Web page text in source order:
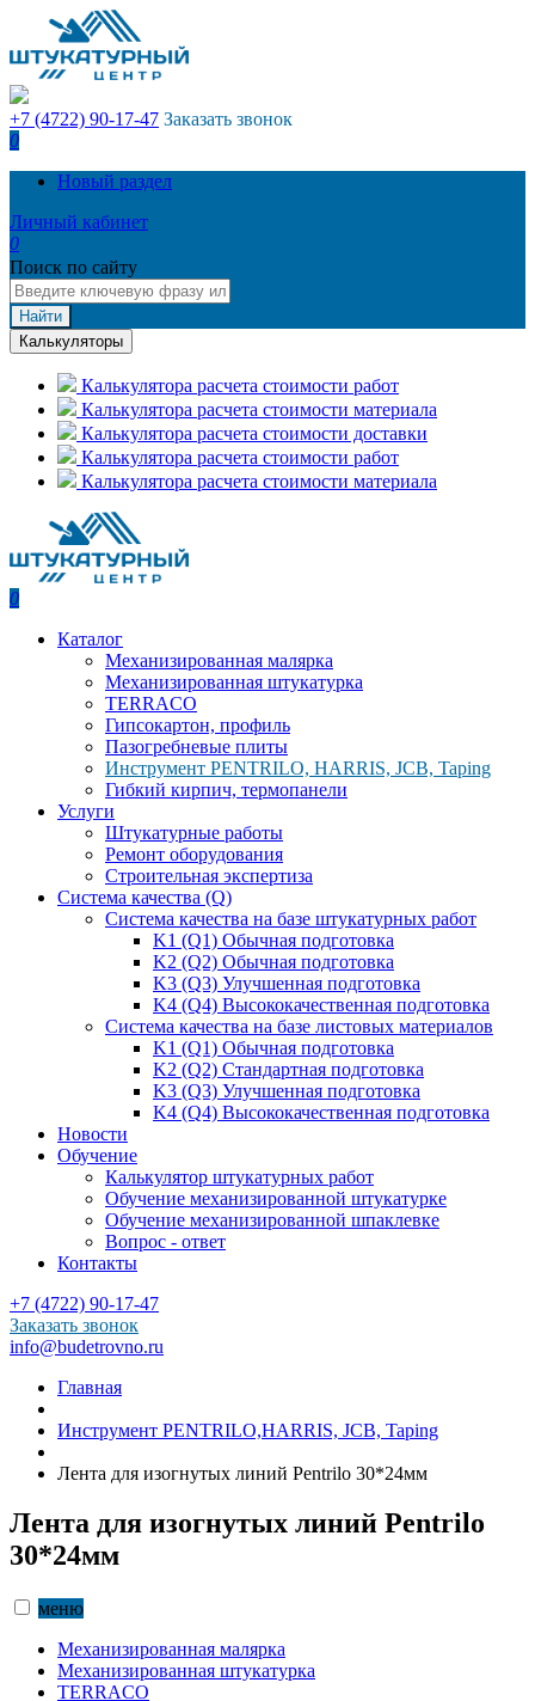
+7 (4722) 90-17-47 Заказать звонок
0
Новый раздел
Личный кабинет
0
Поиск по сайту
Найти
Калькуляторы
Калькулятора расчета стоимости работ
Калькулятора расчета стоимости материала
Калькулятора расчета стоимости доставки
Калькулятора расчета стоимости работ
Калькулятора расчета стоимости материала
0
Каталог
Механизированная малярка
Механизированная штукатурка
TERRACO
Гипсокартон, профиль
Пазогребневые плиты
Инструмент PENTRILO, HARRIS, JCB, Taping
Гибкий кирпич, термопанели
Услуги
Штукатурные работы
Ремонт оборудования
Строительная экспертиза
Система качества (Q)
Система качества на базе штукатурных работ
K1 (Q1) Обычная подготовка
K2 (Q2) Обычная подготовка
K3 (Q3) Улучшенная подготовка
K4 (Q4) Высококачественная подготовка
Система качества на базе листовых материалов
K1 (Q1) Обычная подготовка
K2 (Q2) Стандартная подготовка
K3 (Q3) Улучшенная подготовка
K4 (Q4) Высококачественная подготовка
Новости
Обучение
Калькулятор штукатурных работ
Обучение механизированной штукатурке
Обучение механизированной шпаклевке
Вопрос - ответ
Контакты
+7 (4722) 90-17-47
Заказать звонок
info@budetrovno.ru
Главная
Инструмент PENTRILO,HARRIS, JCB, Taping
Лента для изогнутых линий Pentrilo 30*24мм
Лента для изогнутых линий Pentrilo
30*24мм
меню
Механизированная малярка
Механизированная штукатурка
TERRACO